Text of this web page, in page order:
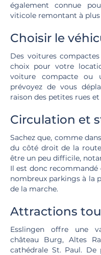
également connue
viticole remontant à plus
Choisir le
Des voitures
choix pour votre
voiture compacte ou
prévoyez de vous
raison des petites rues
Circulation et
Sachez que, comme
du côté droit de la
être un peu difficile,
Il est donc recommandé
nombreux parkings à la
de la marche.
Attractions
Esslingen offre une
château Burg, Altes
cathédrale St. Paul.